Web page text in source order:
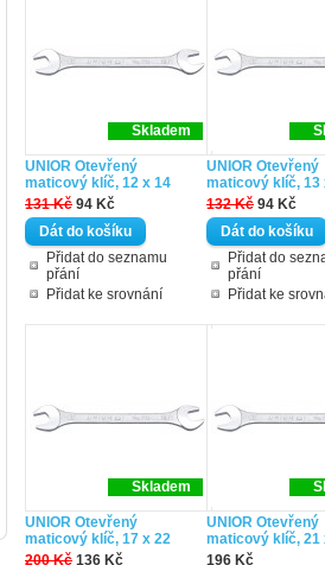
Skladem
UNIOR Otevřený
maticový klíč, 12 x 14
131 Kč 94 Kč
Přidat do seznamu
přání
Přidat ke srovnání
UNIOR Otevřený
maticový klíč, 13
132 Kč 94 Kč
Přidat do
přání
Přidat ke
Skladem
UNIOR Otevřený
maticový klíč, 17 x 22
200 Kč 136 Kč
UNIOR Otevřený
maticový klíč, 21
196 Kč